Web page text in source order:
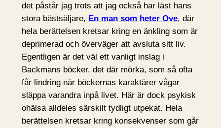
det påstår jag trots att jag också har läst hans
stora bästsäljare, En man som heter Ove, där
hela berättelsen kretsar kring en änkling som är
deprimerad och överväger att avsluta sitt liv.
Egentligen är det väl ett vanligt inslag i
Backmans böcker, det där mörka, som så ofta
får lindring när böckernas karaktärer vågar
släppa varandra inpå livet. Här är dock psykisk
ohälsa alldeles särskilt tydligt utpekat. Hela
berättelsen kretsar kring konsekvenser som går